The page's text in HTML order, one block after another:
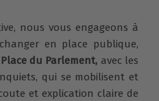
nous vous engageons à
en place publique,
du Parlement, avec les
qui se mobilisent et
et explication claire de